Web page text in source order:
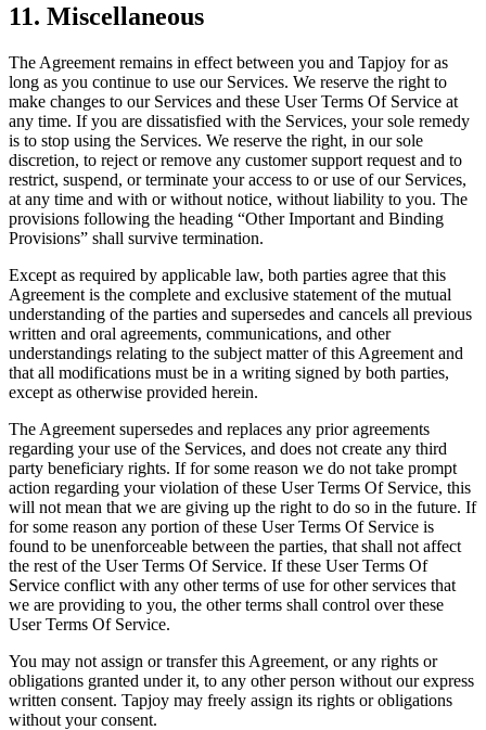
11. Miscellaneous
The Agreement remains in effect between you and Tapjoy for as
long as you continue to use our Services. We reserve the right to
make changes to our Services and these User Terms Of Service at
any time. If you are dissatisfied with the Services, your sole remedy
is to stop using the Services. We reserve the right, in our sole
discretion, to reject or remove any customer support request and to
restrict, suspend, or terminate your access to or use of our Services,
at any time and with or without notice, without liability to you. The
provisions following the heading “Other Important and Binding
Provisions” shall survive termination.
Except as required by applicable law, both parties agree that this
Agreement is the complete and exclusive statement of the mutual
understanding of the parties and supersedes and cancels all previous
written and oral agreements, communications, and other
understandings relating to the subject matter of this Agreement and
that all modifications must be in a writing signed by both parties,
except as otherwise provided herein.
The Agreement supersedes and replaces any prior agreements
regarding your use of the Services, and does not create any third
party beneficiary rights. If for some reason we do not take prompt
action regarding your violation of these User Terms Of Service, this
will not mean that we are giving up the right to do so in the future. If
for some reason any portion of these User Terms Of Service is
found to be unenforceable between the parties, that shall not affect
the rest of the User Terms Of Service. If these User Terms Of
Service conflict with any other terms of use for other services that
we are providing to you, the other terms shall control over these
User Terms Of Service.
You may not assign or transfer this Agreement, or any rights or
obligations granted under it, to any other person without our express
written consent. Tapjoy may freely assign its rights or obligations
without your consent.